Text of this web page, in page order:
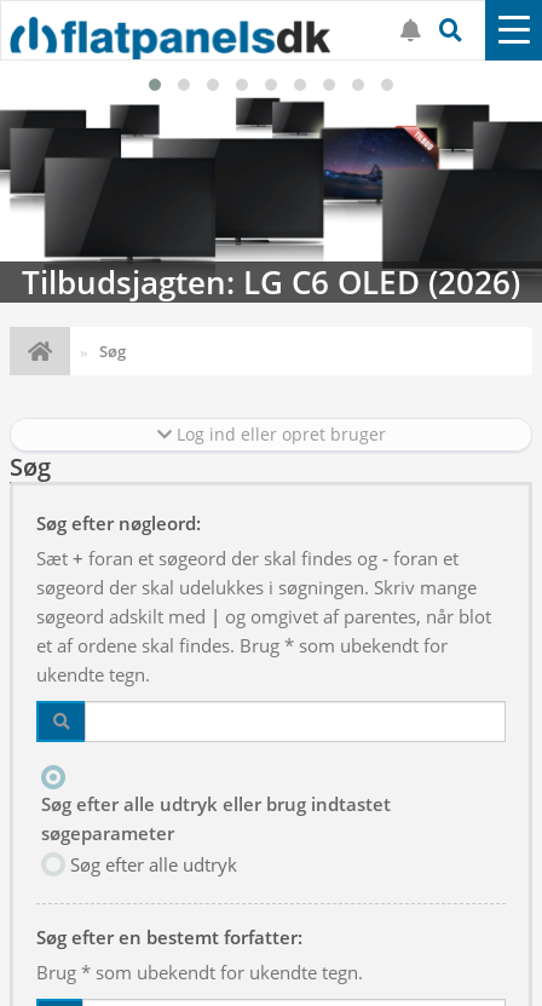
Tilbudsjagten: LG C6 OLED (2026)
Søg
Log ind eller opret bruger
Søg
Søg efter nøgleord:
Sæt + foran et søgeord der skal findes og - foran et
søgeord der skal udelukkes i søgningen. Skriv mange
søgeord adskilt med | og omgivet af parentes, når blot
et af ordene skal findes. Brug * som ubekendt for
ukendte tegn.
Søg efter alle udtryk eller brug indtastet
søgeparameter
Søg efter alle udtryk
Søg efter en bestemt forfatter:
Brug * som ubekendt for ukendte tegn.